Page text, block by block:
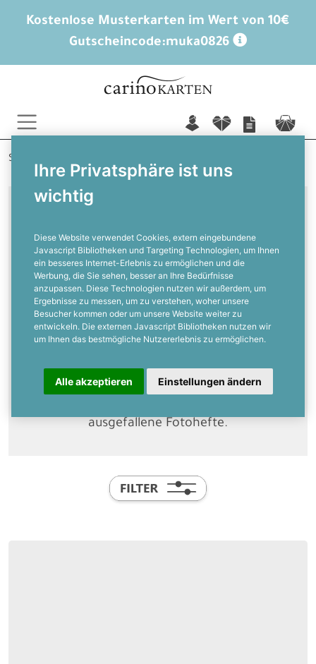
Kostenlose Musterkarten im Wert von 10€
Gutscheincode:muka0826
Ihre Privatsphäre ist uns
wichtig
Diese Website verwendet Cookies, extern eingebundene
Javascript Bibliotheken und Targeting Technologien, um Ihnen
ein besseres Internet-Erlebnis zu ermöglichen und die
Werbung, die Sie sehen, besser an Ihre Bedürfnisse
anzupassen. Diese Technologien nutzen wir außerdem, um
Ergebnisse zu messen, um zu verstehen, woher unsere
Besucher kommen oder um unsere Website weiter zu
entwickeln. Die externen Javascript Bibliotheken nutzen wir
um Ihnen das bestmögliche Nutzererlebnis zu ermöglichen.
Alle akzeptieren Einstellungen ändern
n f c
Startseite
Dankeskarten Hochzeit
Bedankt Euch für die vielen Glückwünsche
& Geschenke zu Eurer Hochzeit mit
stilvollen Dankeskarten. Mit Euren
ganz leicht online selbst gestalten.
Entdeckt hier klassische Formate,
ausgefallene Fotohefte.